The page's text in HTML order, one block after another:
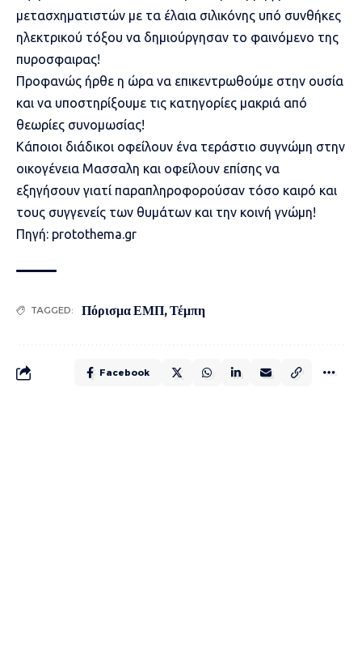
μετασχηματιστών με τα έλαια σιλικόνης υπό συνθήκες
ηλεκτρικού τόξου να δημιούργησαν το φαινόμενο της
πυροσφαιρας!
Προφανώς ήρθε η ώρα να επικεντρωθούμε στην ουσία
και να υποστηρίξουμε τις κατηγορίες μακριά από
θεωρίες συνομωσίας!
Κάποιοι διάδικοι οφείλουν ένα τεράστιο συγνώμη στην
οικογένεια Μασσαλη και οφείλουν επίσης να
εξηγήσουν γιατί παραπληροφορούσαν τόσο καιρό και
τους συγγενείς των θυμάτων και την κοινή γνώμη!
Πηγή: protothema.gr
TAGGED: Πόρισμα ΕΜΠ,Τέμπη
Facebook